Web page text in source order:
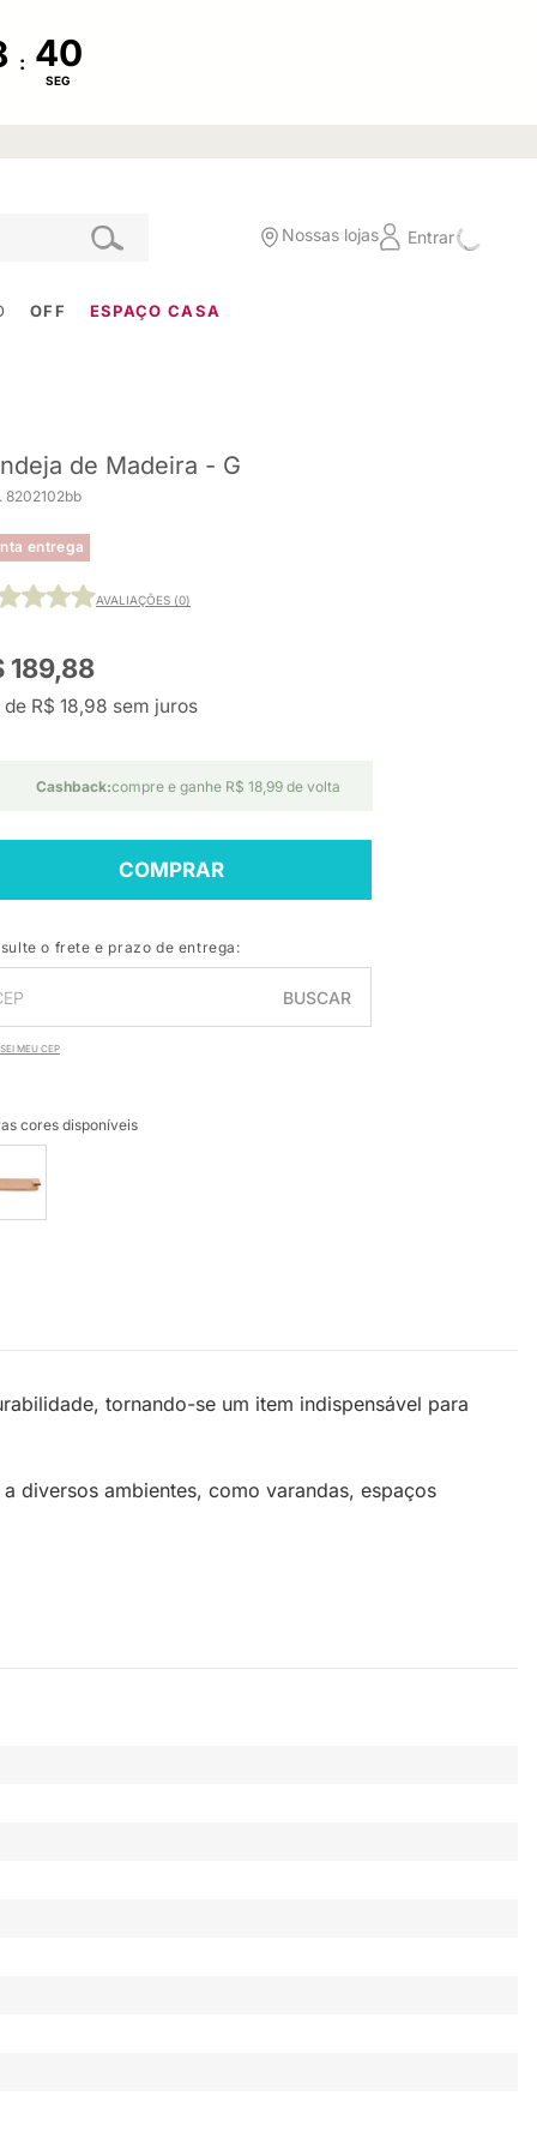
:
SEG
Nossas lojas Entrar
OFF ESPAÇO CASA
de Madeira - G
8202102bb
entrega
AVALIAÇÕES (0)
189,88
de R$ 18,98 sem juros
Cashback:compre e ganhe R$ 18,99 de volta
COMPRAR
o frete e prazo de entrega:
BUSCAR
MEU CEP
cores disponíveis
tornando-se um item indispensável para
diversos ambientes, como varandas, espaços